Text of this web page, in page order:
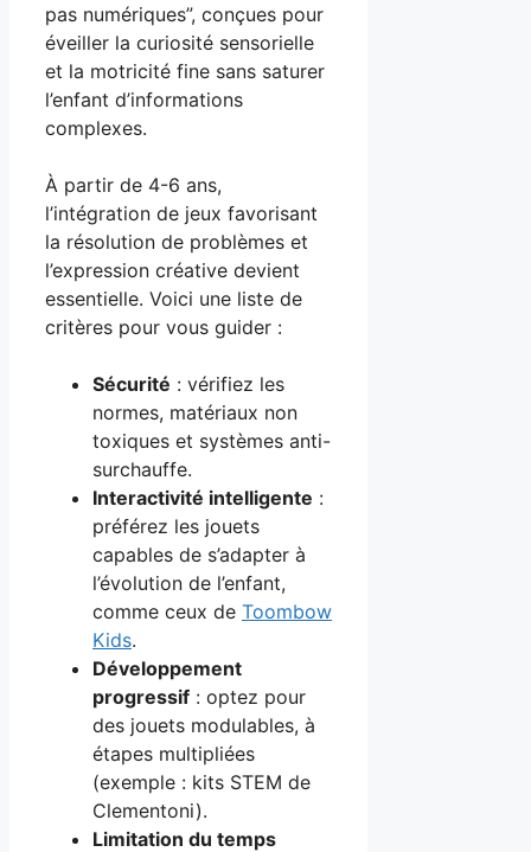
pas numériques”, conçues pour
éveiller la curiosité sensorielle
et la motricité fine sans saturer
l’enfant d’informations
complexes.
À partir de 4-6 ans,
l’intégration de jeux favorisant
la résolution de problèmes et
l’expression créative devient
essentielle. Voici une liste de
critères pour vous guider :
Sécurité : vérifiez les
normes, matériaux non
toxiques et systèmes anti-
surchauffe.
Interactivité intelligente :
préférez les jouets
capables de s’adapter à
l’évolution de l’enfant,
comme ceux de Toombow
Kids.
Développement
progressif : optez pour
des jouets modulables, à
étapes multipliées
(exemple : kits STEM de
Clementoni).
Limitation du temps